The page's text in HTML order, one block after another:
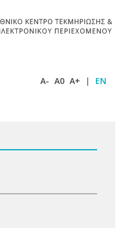
A- A0 A+ | EN